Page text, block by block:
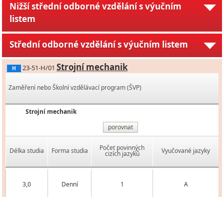
Nižší střední odborné vzdělání s výučním
listem
Střední odborné vzdělání s výučním listem
H 23-51-H/01 Strojní mechanik
Zaměření nebo Školní vzdělávací program (ŠVP)
Strojní mechanik
porovnat
Délka studia Forma studia Počet povinných
cizích jazyků Vyučované jazyky
3,0 Denní 1 A